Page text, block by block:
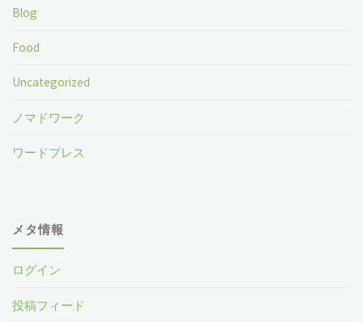
Blog
Food
Uncategorized
ノマドワーク
ワードプレス
メタ情報
ログイン
投稿フィード